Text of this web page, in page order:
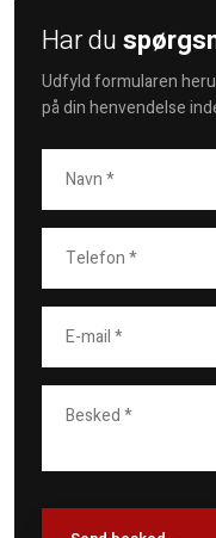
Har du
Udfyld formularen
på din henvendelse